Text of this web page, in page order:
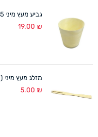
גביע מעץ מיני 6/4.5 ס"מ (50 יח')
19.00 ₪
מזלג מעץ מיני (50 יח)
5.00 ₪